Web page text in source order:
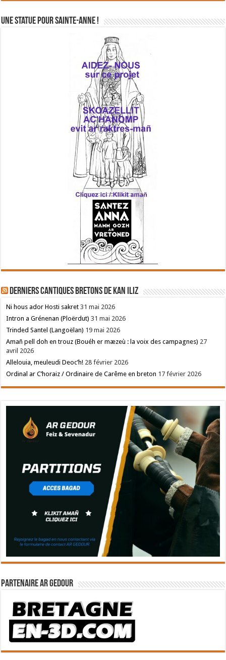
Une statue pour Sainte-Anne !
Derniers cantiques bretons de Kan Iliz
Ni hous ador Hosti sakret 31 mai 2026
Intron a Grénenan (Ploërdut) 31 mai 2026
Trinded Santel (Langoëlan) 19 mai 2026
Amañ pell doh en trouz (Bouéh er mæzeù : la voix des campagnes) 27
avril 2026
Allelouia, meuleudi Deoc’h! 28 février 2026
Ordinal ar C’horaiz / Ordinaire de Carême en breton 17 février 2026
Partenaire Ar Gedour